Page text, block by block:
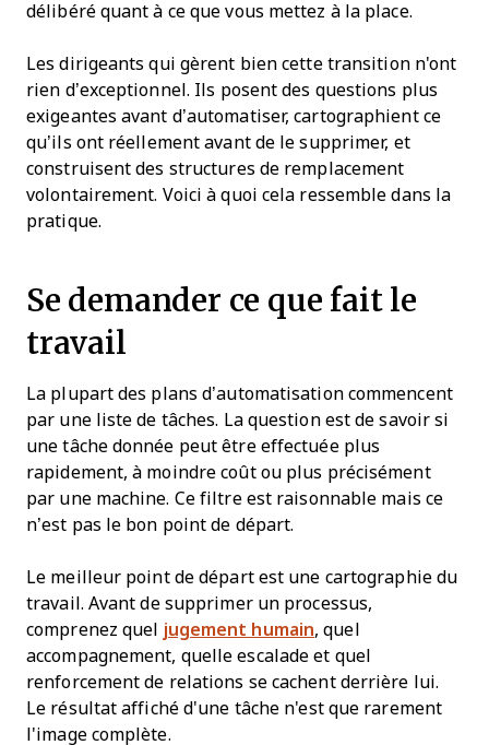
délibéré quant à ce que vous mettez à la place.
Les dirigeants qui gèrent bien cette transition n'ont
rien d’exceptionnel. Ils posent des questions plus
exigeantes avant d’automatiser, cartographient ce
qu’ils ont réellement avant de le supprimer, et
construisent des structures de remplacement
volontairement. Voici à quoi cela ressemble dans la
pratique.
Se demander ce que fait le
travail
La plupart des plans d’automatisation commencent
par une liste de tâches. La question est de savoir si
une tâche donnée peut être effectuée plus
rapidement, à moindre coût ou plus précisément
par une machine. Ce filtre est raisonnable mais ce
n’est pas le bon point de départ.
Le meilleur point de départ est une cartographie du
travail. Avant de supprimer un processus,
comprenez quel jugement humain, quel
accompagnement, quelle escalade et quel
renforcement de relations se cachent derrière lui.
Le résultat affiché d'une tâche n'est que rarement
l'image complète.